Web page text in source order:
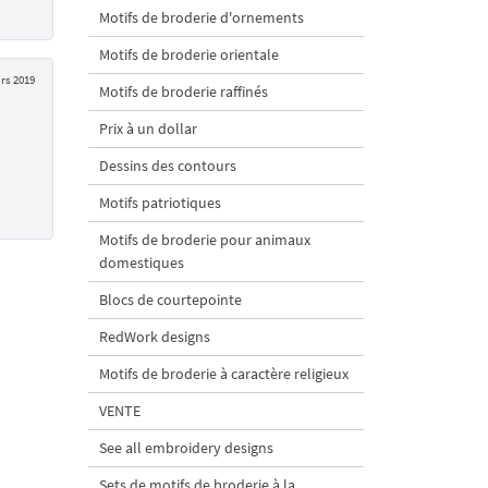
2019
Motifs de broderie d'ornements
Motifs de broderie orientale
Motifs de broderie raffinés
Prix à un dollar
Dessins des contours
Motifs patriotiques
Motifs de broderie pour animaux
domestiques
Blocs de courtepointe
RedWork designs
Motifs de broderie à caractère religieux
VENTE
See all embroidery designs